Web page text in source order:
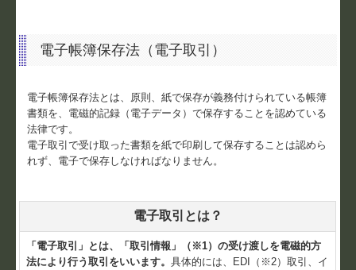
電子帳簿保存法（電子取引）
電子帳簿保存法とは、原則、紙で保存が義務付けられている帳簿
書類を、電磁的記録（電子データ）で保存することを認めている
法律です。
電子取引で受け取った書類を紙で印刷して保存することは認めら
れず、電子で保存しなければなりません。
電子取引とは？
「電子取引」とは、「取引情報」（※1）の受け渡しを電磁的方
法により行う取引をいいます。具体的には、EDI（※2）取引、イ